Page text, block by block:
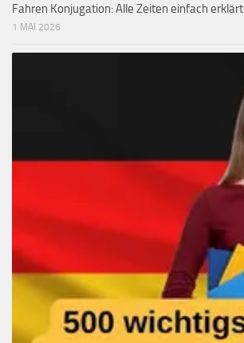
Fahren Konjugation: Alle Zeiten einfach erklärt
1 MAI 2026